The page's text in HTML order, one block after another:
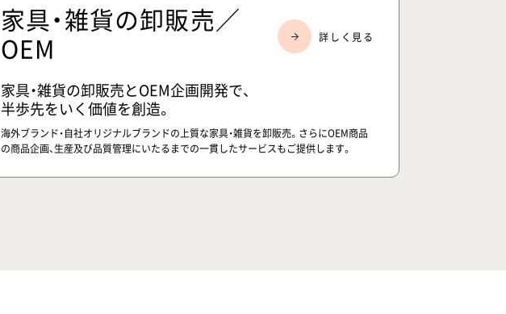
家具・雑貨の卸販売／
OEM
家具・雑貨の卸販売とOEM企画開発で、
半歩先をいく価値を創造。
海外ブランド・自社オリジナルブランドの上質な家具・雑貨を卸販売。さらにOEM商品
の商品企画、生産及び品質管理にいたるまでの一貫したサービスもご提供します。